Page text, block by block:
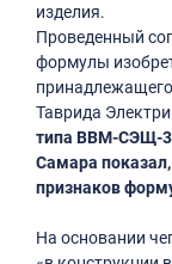
изделия.
Проведенный
формулы
Таврида
типа ВВМ-СЭЩ-
Самара
признаков
На основании